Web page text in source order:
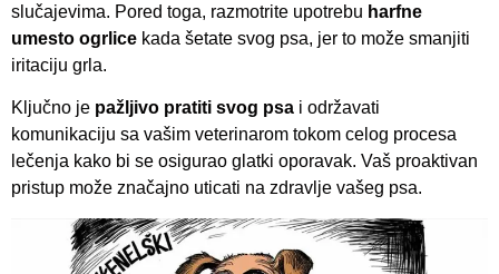
slučajevima. Pored toga, razmotrite upotrebu harfne
umesto ogrlice kada šetate svog psa, jer to može smanjiti
iritaciju grla.
Ključno je pažljivo pratiti svog psa i održavati
komunikaciju sa vašim veterinarom tokom celog procesa
lečenja kako bi se osigurao glatki oporavak. Vaš proaktivan
pristup može značajno uticati na zdravlje vašeg psa.